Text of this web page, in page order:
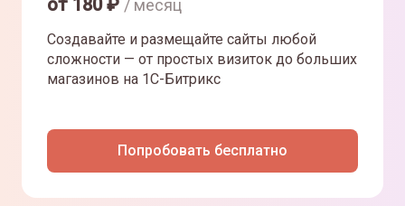
от 180₽ / месяц
Создавайте и размещайте сайты любой
сложности — от простых визиток до больших
магазинов на 1С-Битрикс
Попробовать бесплатно